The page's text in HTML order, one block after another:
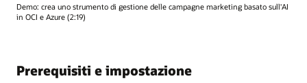
Demo: crea uno strumento di gestione delle campagne marketing basato sull'AI
in OCI e Azure (2:19)
Prerequisiti e impostazione